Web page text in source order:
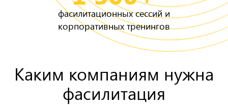
фасилитационных сессий и
корпоративных тренингов
Каким компаниям нужна
фасилитация